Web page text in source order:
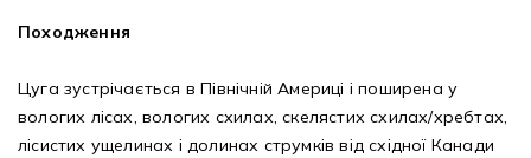
Походження
Цуга зустрічається в Північній Америці і поширена у
вологих лісах, вологих схилах, скелястих схилах/хребтах,
лісистих ущелинах і долинах струмків від східної Канади